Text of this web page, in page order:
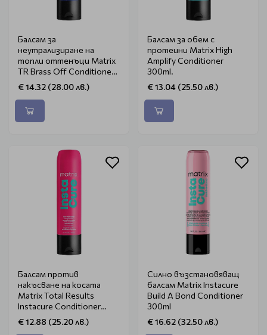
Балсам за
неутрализиране на
топли оттенъци Matrix
TR Brass Off Conditioner
300ml.
€ 14.32 (28.00 лв.)
Балсам за обем с
протеини Matrix High
Amplify Conditioner
300ml.
€ 13.04 (25.50 лв.)
Балсам против
накъсване на косата
Matrix Total Results
Instacure Conditioner
300ml
€ 12.88 (25.20 лв.)
Силно възстановяващ
балсам Matrix Instacure
Build A Bond Conditioner
300ml
€ 16.62 (32.50 лв.)